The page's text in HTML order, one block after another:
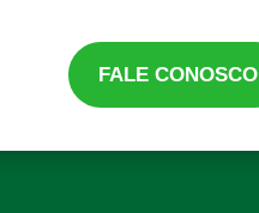
FALE CONOSCO